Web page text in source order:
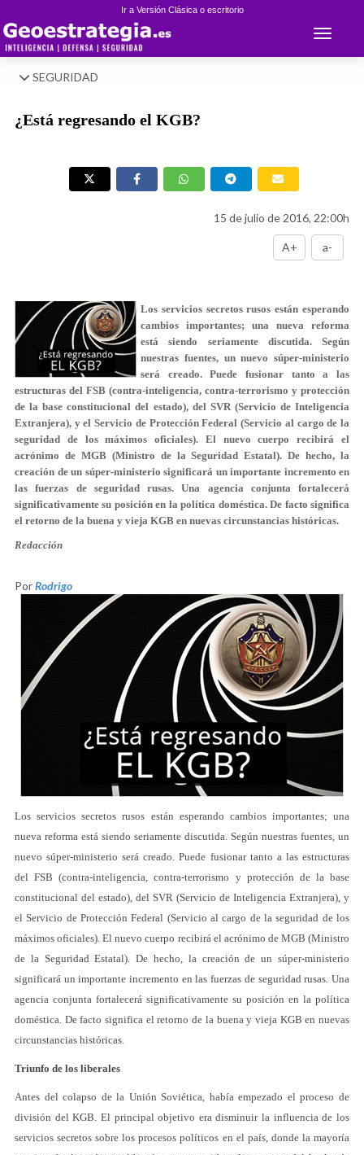
Ir a Versión Clásica o escritorio
Toggle
SEGURIDAD
¿Está regresando el KGB?
15 de julio de 2016, 22:00h
A+ a-
Los servicios secretos rusos están esperando
cambios importantes; una nueva reforma
está siendo seriamente discutida. Según
nuestras fuentes, un nuevo súper-ministerio
será creado. Puede fusionar tanto a las
estructuras del FSB (contra-inteligencia, contra-terrorismo y protección
de la base constitucional del estado), del SVR (Servicio de Inteligencia
Extranjera), y el Servicio de Protección Federal (Servicio al cargo de la
seguridad de los máximos oficiales). El nuevo cuerpo recibirá el
acrónimo de MGB (Ministro de la Seguridad Estatal). De hecho, la
creación de un súper-ministerio significará un importante incremento en
las fuerzas de seguridad rusas. Una agencia conjunta fortalecerá
significativamente su posición en la política doméstica. De facto significa
el retorno de la buena y vieja KGB en nuevas circunstancias históricas.
Redacción
PorRodrigo
Los servicios secretos rusos están esperando cambios importantes; una
nueva reforma está siendo seriamente discutida. Según nuestras fuentes, un
nuevo súper-ministerio será creado. Puede fusionar tanto a las estructuras
del FSB (contra-inteligencia, contra-terrorismo y protección de la base
constitucional del estado), del SVR (Servicio de Inteligencia Extranjera), y
el Servicio de Protección Federal (Servicio al cargo de la seguridad de los
máximos oficiales). El nuevo cuerpo recibirá el acrónimo de MGB (Ministro
de la Seguridad Estatal). De hecho, la creación de un súper-ministerio
significará un importante incremento en las fuerzas de seguridad rusas. Una
agencia conjunta fortalecerá significativamente su posición en la política
doméstica. De facto significa el retorno de la buena y vieja KGB en nuevas
circunstancias históricas.
Triunfo de los liberales
Antes del colapso de la Unión Soviética, había empezado el proceso de
división del KGB. El principal objetivo era disminuir la influencia de los
servicios secretos sobre los procesos políticos en el país, donde la mayoría